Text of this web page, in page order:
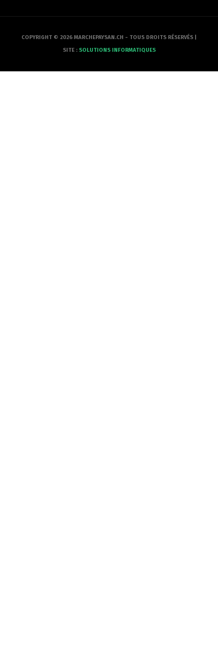
COPYRIGHT © 2026 MARCHEPAYSAN.CH - TOUS DROITS RÉSERVÉS |
SITE : SOLUTIONS INFORMATIQUES